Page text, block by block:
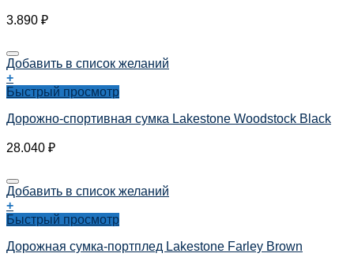
3.890 ₽
Добавить в список желаний
+
Быстрый просмотр
Дорожно-спортивная сумка Lakestone Woodstock Black
28.040 ₽
Добавить в список желаний
+
Быстрый просмотр
Дорожная сумка-портплед Lakestone Farley Brown